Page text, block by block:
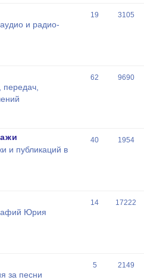
и радио-
19 3105
передач,
62 9690
и публикаций в
40 1954
Юрия
14 17222
за песни
5 2149